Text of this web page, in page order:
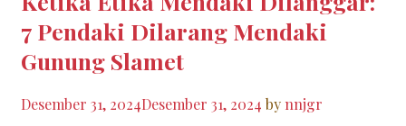
7 Pendaki Dilarang Mendaki
Gunung Slamet
Desember 31, 2024Desember 31, 2024 bynnjgr